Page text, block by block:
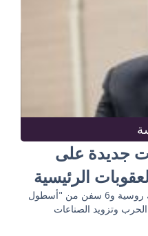
جديدة على
الرئيسية
العقوبات تشمل 19 كياناً بينها 6 بنوك روسية و6 سفن من "أسطول
وتزويد الصناعات